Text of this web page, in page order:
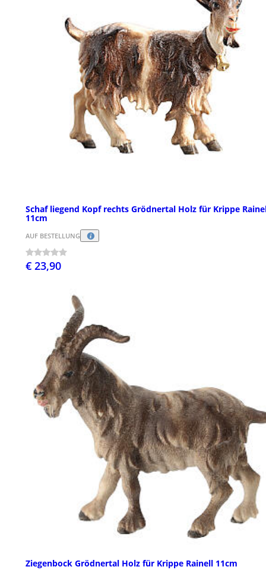
Schaf liegend Kopf rechts Grödnertal Holz für Krippe
11cm
AUF BESTELLUNG
€ 23,90
Ziegenbock Grödnertal Holz für Krippe Rainell 11cm